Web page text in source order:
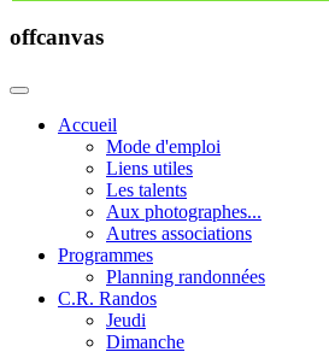
offcanvas
Accueil
Mode d'emploi
Liens utiles
Les talents
Aux photographes...
Autres associations
Programmes
Planning randonnées
C.R. Randos
Jeudi
Dimanche